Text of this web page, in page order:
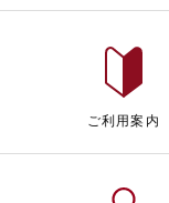
ご利用案内